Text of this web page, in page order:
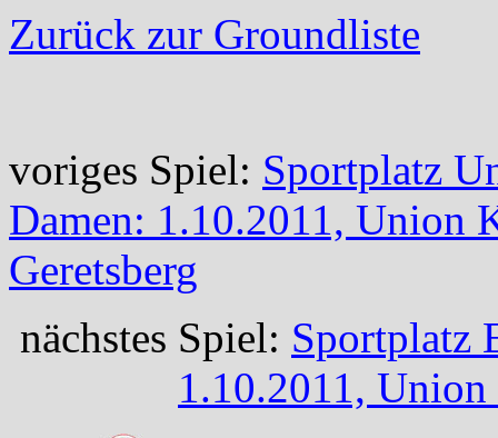
Zurück zur Groundliste
voriges Spiel: Sportplatz
Damen: 1.10.2011, Union
Geretsberg
nächstes Spiel: Sportplatz
1.10.2011,